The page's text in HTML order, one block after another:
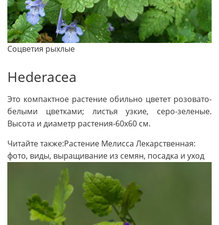
Соцветия рыхлые
Hederacea
Это компак­тное растение обильно цветет розова­то-
белыми цветками; листья узкие, серо-зеленые.
Высота и диаметр расте­ния-60х60 см.
Читайте также:Растение Мелисса Лекарственная:
фото, виды, выращивание из семян, посадка и уход